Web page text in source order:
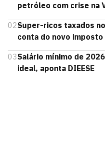
petróleo com crise na
02Super-ricos taxados
conta do novo imposto
03Salário mínimo de
ideal, aponta DIEESE